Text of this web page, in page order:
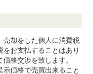
売却をした個人に消費税
お支払することはあり
格交渉を致します。
価格で売買出来ること